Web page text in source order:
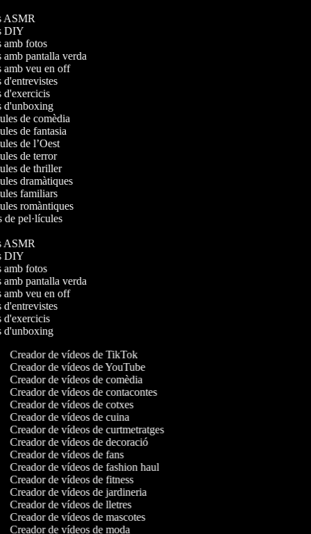
ASMR
DIY
amb fotos
amb pantalla verda
amb veu en off
d'entrevistes
d'exercicis
d'unboxing
de comèdia
de fantasia
de l’Oest
de terror
de thriller
dramàtiques
familiars
romàntiques
de pel·lícules
ASMR
DIY
amb fotos
amb pantalla verda
amb veu en off
d'entrevistes
d'exercicis
d'unboxing
Creador de vídeos de TikTok
Creador de vídeos de YouTube
Creador de vídeos de comèdia
Creador de vídeos de contacontes
Creador de vídeos de cotxes
Creador de vídeos de cuina
Creador de vídeos de curtmetratges
Creador de vídeos de decoració
Creador de vídeos de fans
Creador de vídeos de fashion haul
Creador de vídeos de fitness
Creador de vídeos de jardineria
Creador de vídeos de lletres
Creador de vídeos de mascotes
Creador de vídeos de moda